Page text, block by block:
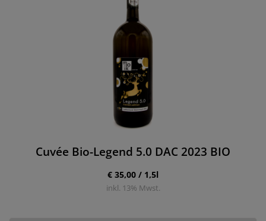
Cuvée Bio-Legend 5.0 DAC 2023 BIO
€ 35,00 / 1,5l
inkl. 13% Mwst.